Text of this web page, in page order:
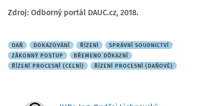
Zdroj: Odborný portál DAUC.cz, 2018.
DAŇ DOKAZOVÁNÍ ŘÍZENÍ
SPRÁVNÍ SOUDNICTVÍ
ZÁKONNÝ POSTUP
BŘEMENO DŮKAZNÍ
ŘÍZENÍ PROCESNÍ (CELNÍ)
ŘÍZENÍ PROCESNÍ (DAŇOVÉ)